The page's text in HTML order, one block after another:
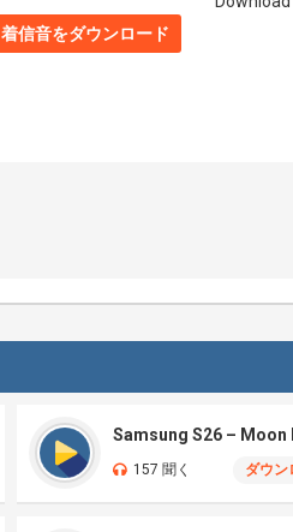
着信音をダウンロード
157 聞く ダウン